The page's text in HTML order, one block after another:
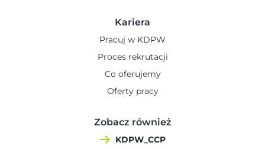
Kariera
Pracuj w KDPW
Proces rekrutacji
Co oferujemy
Oferty pracy
Zobacz również
KDPW_CCP